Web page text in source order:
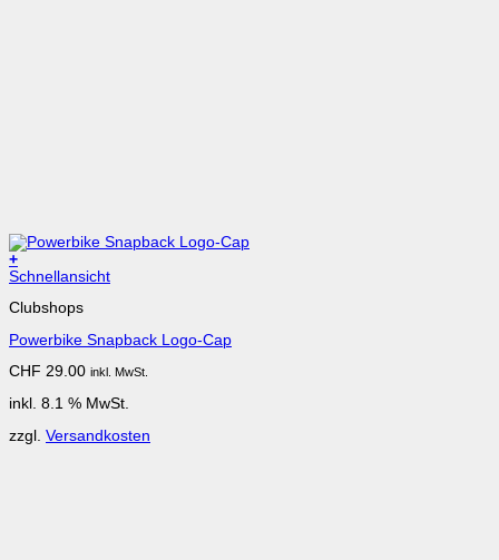
+
Schnellansicht
Clubshops
Powerbike Snapback Logo-Cap
CHF 29.00 inkl. MwSt.
inkl. 8.1 % MwSt.
zzgl. Versandkosten